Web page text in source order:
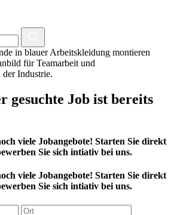
gesuchte Job ist bereits
viele Jobangebote! Starten Sie direkt
Sie sich intiativ bei uns.
viele Jobangebote! Starten Sie direkt
Sie sich intiativ bei uns.